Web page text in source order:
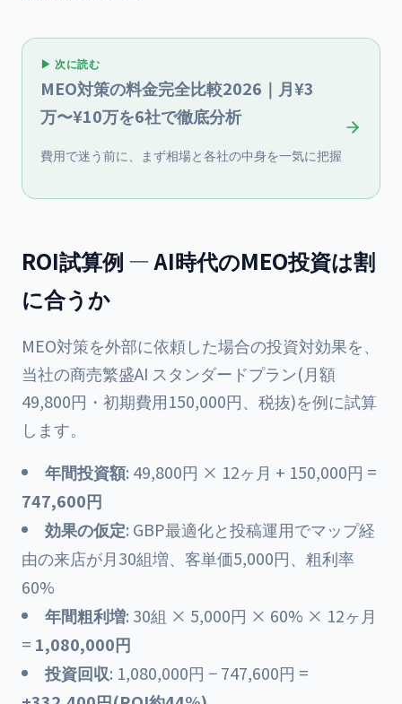
▶ 次に読む
MEO対策の料金完全比較2026｜月¥3
万〜¥10万を6社で徹底分析
費用で迷う前に、まず相場と各社の中身を一気に把握
ROI試算例 — AI時代のMEO投資は割
に合うか
MEO対策を外部に依頼した場合の投資対効果を、
当社の商売繁盛AI スタンダードプラン(月額
49,800円・初期費用150,000円、税抜)を例に試算
します。
年間投資額: 49,800円 × 12ヶ月 + 150,000円 =
747,600円
効果の仮定: GBP最適化と投稿運用でマップ経
由の来店が月30組増、客単価5,000円、粗利率
60%
年間粗利増: 30組 × 5,000円 × 60% × 12ヶ月
= 1,080,000円
投資回収: 1,080,000円 − 747,600円 =